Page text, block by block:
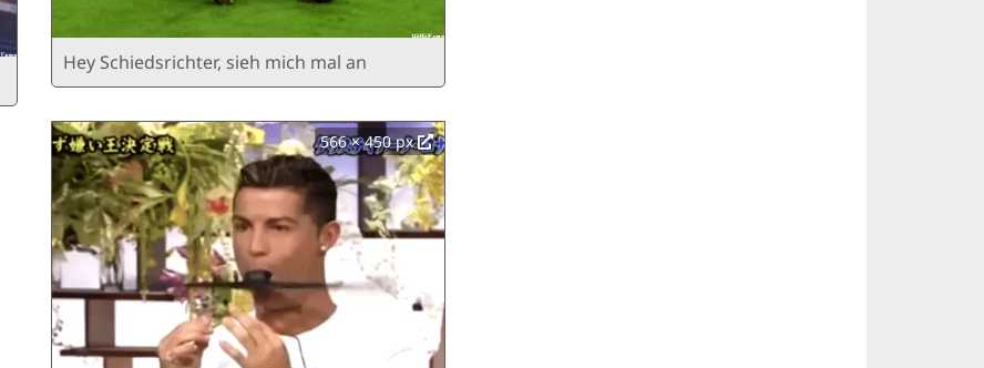
Hey Schiedsrichter, sieh mich mal an
566 × 450 px